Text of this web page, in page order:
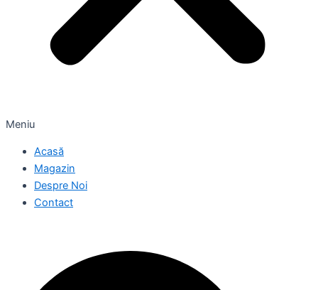
Meniu
Acasă
Magazin
Despre Noi
Contact